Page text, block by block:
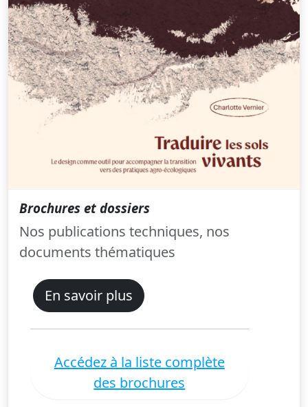
Brochures et dossiers
Nos publications techniques, nos
documents thématiques
En savoir plus
Accédez à la liste complète
des brochures